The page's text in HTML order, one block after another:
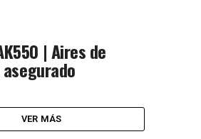
| Aires de
VER MÁS